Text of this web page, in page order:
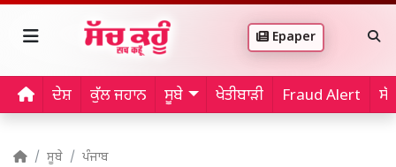
Epaper
ਦੇਸ਼ ਕੁੱਲ ਜਹਾਨ ਸੂਬੇ ਖੇਤੀਬਾੜੀ Fraud Alert
ਸੂਬੇ ਪੰਜਾਬ